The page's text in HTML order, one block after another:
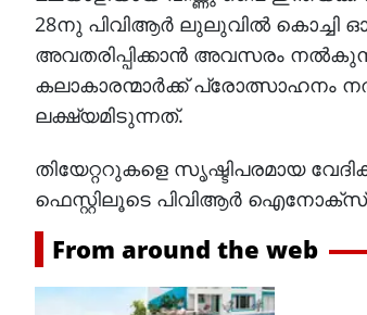
28നു പിവിആർ ലുലുവിൽ കൊച്ചി
അവതരിപ്പിക്കാൻ അവസരം
കലാകാരന്മാർക്ക്
ലക്ഷ്യമിടുന്നത്.
തിയേറ്ററുകളെ സൃഷ്ടിപരമായ
ഫെസ്റ്റിലൂടെ പിവിആർ ഐനോക്സ്
From around the web